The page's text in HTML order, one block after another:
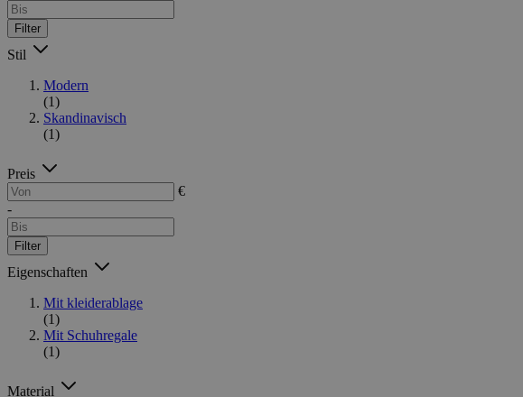
Filter
Stil
Modern
(1)
Skandinavisch
(1)
Preis
€
-
Filter
Eigenschaften
Mit kleiderablage
(1)
Mit Schuhregale
(1)
Material